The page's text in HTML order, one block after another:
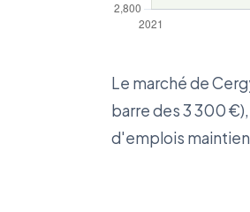
Le marché de
barre des 3 300 €),
d'emplois